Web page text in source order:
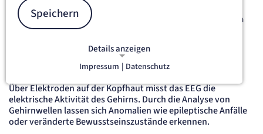
zielgerichteten diagnostischen Verfahren überprüfen und
konkretisieren. Hierzu nutzen wir in der Klinik Vincentinum
unter anderem die Folgenden:
Elektroenzephalographie (EEG)
Über Elektroden auf der Kopfhaut misst das EEG die
elektrische Aktivität des Gehirns. Durch die Analyse von
Gehirnwellen lassen sich Anomalien wie epileptische Anfälle
oder veränderte Bewusstseinszustände erkennen.
Speichern
Details anzeigen
NOTWENDIGE COOKIES
Notwendige Cookies ermöglichen
grundlegende Funktionen und sind für
die einwandfreie Funktion der Website
erforderlich.
Impressum | Datenschutz